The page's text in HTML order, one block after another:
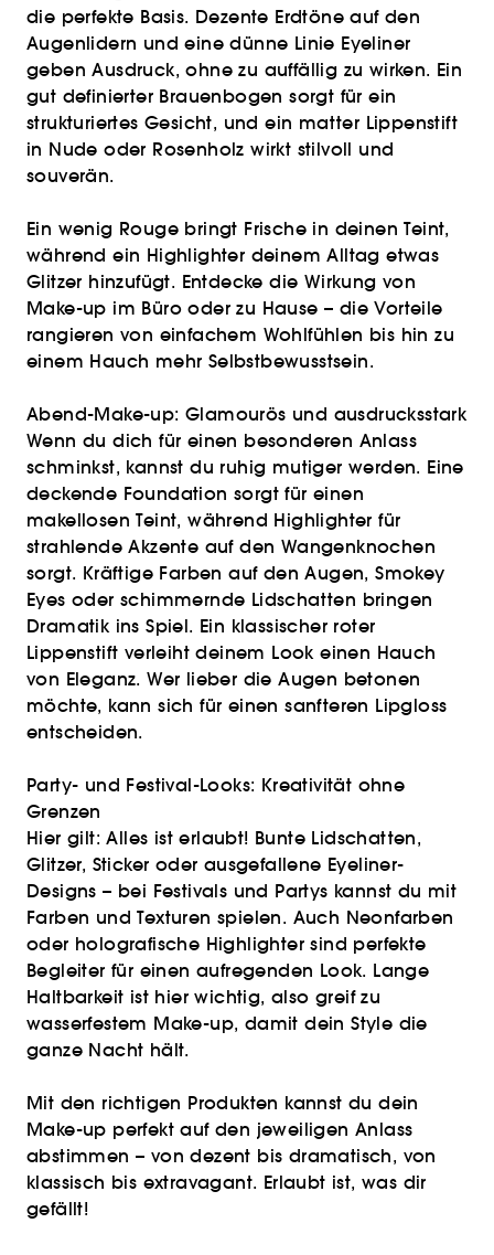
die perfekte Basis. Dezente Erdtöne auf den
Augenlidern und eine dünne Linie Eyeliner
geben Ausdruck, ohne zu auffällig zu wirken. Ein
gut definierter Brauenbogen sorgt für ein
strukturiertes Gesicht, und ein matter Lippenstift
in Nude oder Rosenholz wirkt stilvoll und
souverän.
Ein wenig Rouge bringt Frische in deinen Teint,
während ein Highlighter deinem Alltag etwas
Glitzer hinzufügt. Entdecke die Wirkung von
Make-up im Büro oder zu Hause – die Vorteile
rangieren von einfachem Wohlfühlen bis hin zu
einem Hauch mehr Selbstbewusstsein.
Abend-Make-up: Glamourös und ausdrucksstark
Wenn du dich für einen besonderen Anlass
schminkst, kannst du ruhig mutiger werden. Eine
deckende Foundation sorgt für einen
makellosen Teint, während Highlighter für
strahlende Akzente auf den Wangenknochen
sorgt. Kräftige Farben auf den Augen, Smokey
Eyes oder schimmernde Lidschatten bringen
Dramatik ins Spiel. Ein klassischer roter
Lippenstift verleiht deinem Look einen Hauch
von Eleganz. Wer lieber die Augen betonen
möchte, kann sich für einen sanfteren Lipgloss
entscheiden.
Party- und Festival-Looks: Kreativität ohne
Grenzen
Hier gilt: Alles ist erlaubt! Bunte Lidschatten,
Glitzer, Sticker oder ausgefallene Eyeliner-
Designs – bei Festivals und Partys kannst du mit
Farben und Texturen spielen. Auch Neonfarben
oder holografische Highlighter sind perfekte
Begleiter für einen aufregenden Look. Lange
Haltbarkeit ist hier wichtig, also greif zu
wasserfestem Make-up, damit dein Style die
ganze Nacht hält.
Mit den richtigen Produkten kannst du dein
Make-up perfekt auf den jeweiligen Anlass
abstimmen – von dezent bis dramatisch, von
klassisch bis extravagant. Erlaubt ist, was dir
gefällt!